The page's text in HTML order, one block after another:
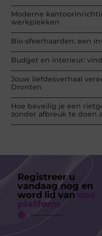
Moderne
werkplekken
Bio-sfeerhaarden: een
Budget en interieur:
Jouw liefdesverhaal
Dronten
Hoe beveilig je een
zonder afbreuk te doen
Registreer u
vandaag nog en
word lid van
platform